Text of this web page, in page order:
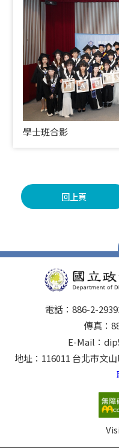
學士班合影
回上頁
電話：886-2-
傳真：
E-Mail：
地址：116011 台北市文